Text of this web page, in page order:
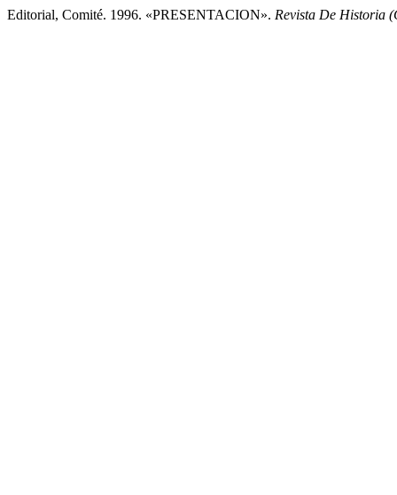
Editorial, Comité. 1996. «PRESENTACION». Revista De Historia